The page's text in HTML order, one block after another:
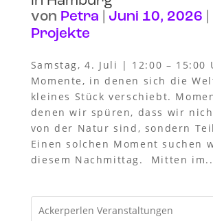
von Petra Juni 10, 2026
Projekte
Samstag, 4. Juli | 12:00 – 15:00
Momente, in denen sich die
kleines Stück verschiebt.
denen wir spüren, dass wir
von der Natur sind, sondern
Einen solchen Moment suchen
diesem Nachmittag. Mitten